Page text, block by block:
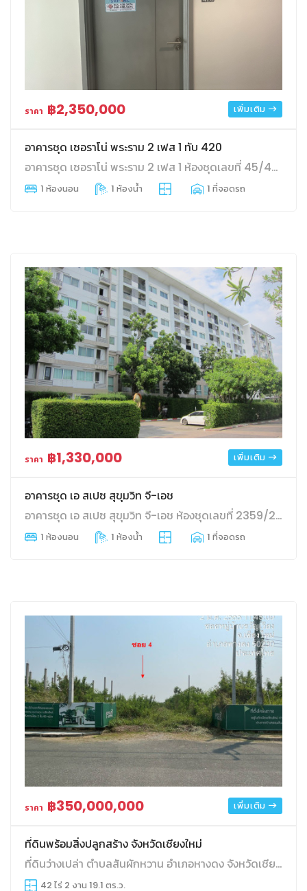
ราคา ฿2,350,000 เพิ่มเติม
อาคารชุด เซอราโน่ พระราม 2 เฟส 1 ทับ 420
อาคารชุด เซอราโน่ พระราม 2 เฟส 1 ห้องชุดเลขที่ 45/420 ชั้นที่ 7 อาคาร บี พื้นที่ 32.33 ตร.ม. แสมดำ บางขุนเทียน กทม.
1 ห้องนอน 1 ห้องน้ำ 1 ที่จอดรถ
ราคา ฿1,330,000 เพิ่มเติม
อาคารชุด เอ สเปซ สุขุมวิท จี-เอช
อาคารชุด เอ สเปซ สุขุมวิท จี-เอช ห้องชุดเลขที่ 2359/200 ชั้นที่ 7 อาคาร H พื้นที่ 31.04 ตร.ม. สวนหลวง สวนหลวง กทม.
1 ห้องนอน 1 ห้องน้ำ 1 ที่จอดรถ
ราคา ฿350,000,000 เพิ่มเติม
ที่ดินพร้อมสิ่งปลูกสร้าง จังหวัดเชียงใหม่
ที่ดินว่างเปล่า ตำบลสันผักหวาน อำเภอหางดง จังหวัดเชียงใหม่
42 ไร่ 2 งาน 19.1 ตร.ว.